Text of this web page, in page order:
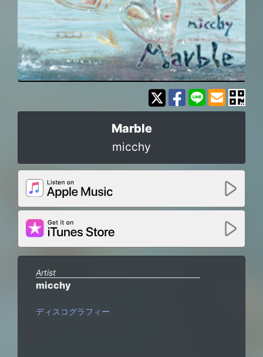
Marble
micchy
Artist
micchy
ディスコグラフィー